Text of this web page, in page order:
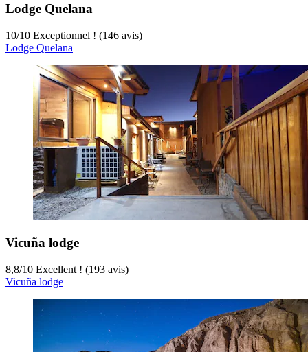
Lodge Quelana
10/10 Exceptionnel ! (146 avis)
Lodge Quelana
Vicuña lodge
8,8/10 Excellent ! (193 avis)
Vicuña lodge